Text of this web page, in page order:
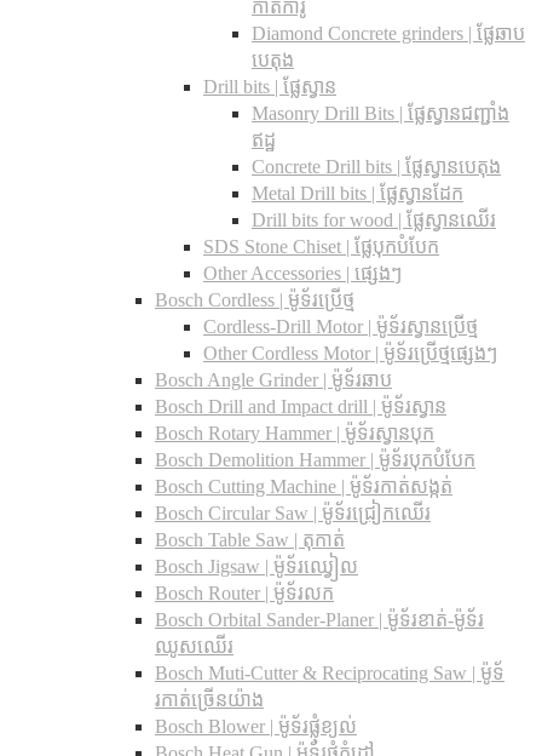
កាត់ការ៉ូ
Diamond Concrete grinders | ផ្លែឆាប
បេតុង
Drill bits |​ ផ្លែស្វាន
Masonry Drill Bits |​ ផ្លែស្វានជញ្ជាំង
ឥដ្ឋ
Concrete Drill bits |​ ផ្លែស្វានបេតុង
Metal Drill bits |​ ផ្លែស្វានដែក
Drill bits for wood |​ ផ្លែស្វានឈើរ
SDS Stone Chiset |​ ផ្លែបុកបំបែក
Other Accessories | ផ្សេងៗ
Bosch Cordless | ម៉ូទ័រប្រើថ្ម
Cordless-Drill Motor | ម៉ូទ័រស្វានប្រើថ្ម
Other Cordless Motor | ម៉ូទ័រប្រើថ្មផ្សេងៗ
Bosch Angle Grinder | ម៉ូទ័រឆាប
Bosch Drill and Impact drill | ម៉ូទ័រស្វាន
Bosch Rotary Hammer | ម៉ូទ័រស្វានបុក
Bosch Demolition Hammer | ម៉ូទ័របុកបំបែក
Bosch Cutting Machine | ម៉ូទ័រកាត់សង្កត់
Bosch Circular Saw | ម៉ូទ័រជ្រៀកឈើរ
Bosch Table Saw | តុកាត់
Bosch Jigsaw | ម៉ូទ័រឈ្វៀល
Bosch Router | ម៉ូទ័រលក
Bosch Orbital Sander-Planer​ | ម៉ូទ័រខាត់-ម៉ូទ័រ
ឈូសឈើរ
Bosch Muti-Cutter & Reciprocating Saw​ | ម៉ូទ័
រកាត់ច្រើនយ៉ាង
Bosch Blower | ម៉ូទ័រផ្លុំខ្យល់